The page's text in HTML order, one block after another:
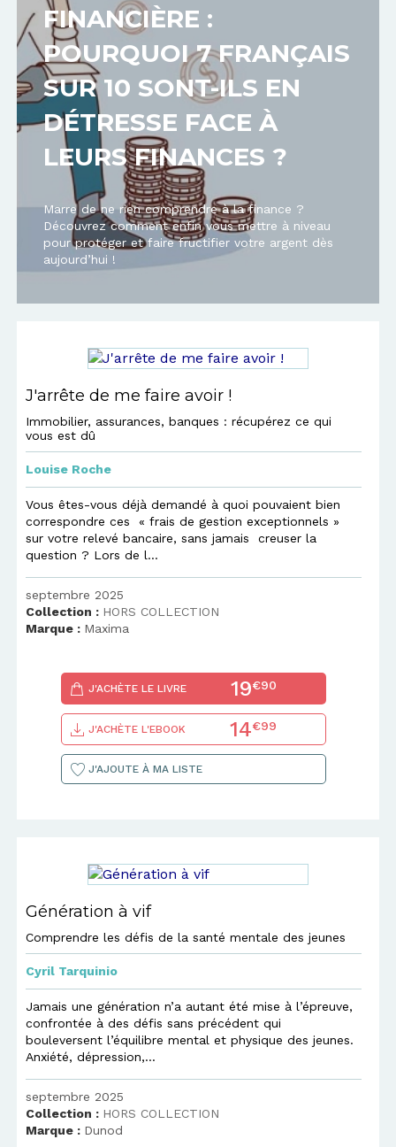
FINANCIÈRE :
POURQUOI 7 FRANÇAIS
SUR 10 SONT-ILS EN
DÉTRESSE FACE À
LEURS FINANCES ?
Marre de ne rien comprendre à la finance ?
Découvrez comment enfin vous mettre à niveau
pour protéger et faire fructifier votre argent dès
aujourd’hui !
J'arrête de me faire avoir !
Immobilier, assurances, banques : récupérez ce qui
vous est dû
Louise Roche
Vous êtes-vous déjà demandé à quoi pouvaient bien
correspondre ces « frais de gestion exceptionnels »
sur votre relevé bancaire, sans jamais creuser la
question ? Lors de l...
septembre 2025
Collection : HORS COLLECTION
Marque : Maxima
J'ACHÈTE LE LIVRE 19€90
J'ACHÈTE L'EBOOK 14€99
J'AJOUTE À MA LISTE
Génération à vif
Comprendre les défis de la santé mentale des jeunes
Cyril Tarquinio
Jamais une génération n’a autant été mise à l’épreuve,
confrontée à des défis sans précédent qui
bouleversent l’équilibre mental et physique des jeunes.
Anxiété, dépression,...
septembre 2025
Collection : HORS COLLECTION
Marque : Dunod